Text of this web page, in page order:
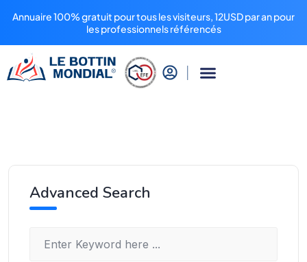
Annuaire 100% gratuit pour tous les visiteurs, 12USD par an pour
les professionnels référencés
Advanced Search